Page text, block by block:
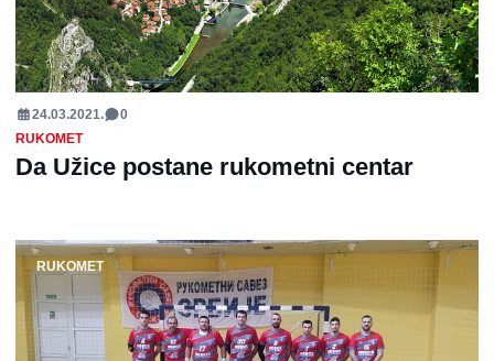
24.03.2021.
0
RUKOMET
Da Užice postane rukometni centar
RUKOMET